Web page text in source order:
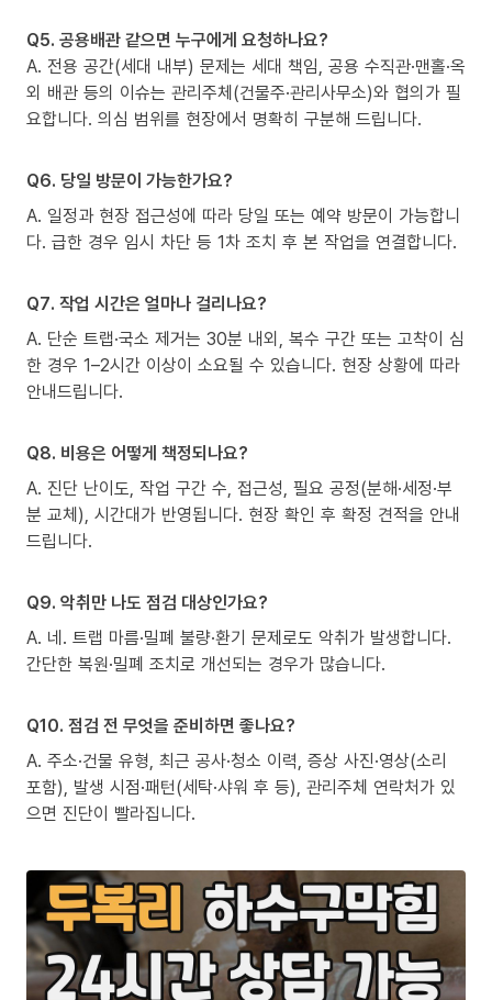
Q5. 공용배관 같으면 누구에게 요청하나요?
A. 전용 공간(세대 내부) 문제는 세대 책임, 공용 수직관·맨홀·옥
외 배관 등의 이슈는 관리주체(건물주·관리사무소)와 협의가 필
요합니다. 의심 범위를 현장에서 명확히 구분해 드립니다.
Q6. 당일 방문이 가능한가요?
A. 일정과 현장 접근성에 따라 당일 또는 예약 방문이 가능합니
다. 급한 경우 임시 차단 등 1차 조치 후 본 작업을 연결합니다.
Q7. 작업 시간은 얼마나 걸리나요?
A. 단순 트랩·국소 제거는 30분 내외, 복수 구간 또는 고착이 심
한 경우 1–2시간 이상이 소요될 수 있습니다. 현장 상황에 따라
안내드립니다.
Q8. 비용은 어떻게 책정되나요?
A. 진단 난이도, 작업 구간 수, 접근성, 필요 공정(분해·세정·부
분 교체), 시간대가 반영됩니다. 현장 확인 후 확정 견적을 안내
드립니다.
Q9. 악취만 나도 점검 대상인가요?
A. 네. 트랩 마름·밀폐 불량·환기 문제로도 악취가 발생합니다.
간단한 복원·밀폐 조치로 개선되는 경우가 많습니다.
Q10. 점검 전 무엇을 준비하면 좋나요?
A. 주소·건물 유형, 최근 공사·청소 이력, 증상 사진·영상(소리
포함), 발생 시점·패턴(세탁·샤워 후 등), 관리주체 연락처가 있
으면 진단이 빨라집니다.